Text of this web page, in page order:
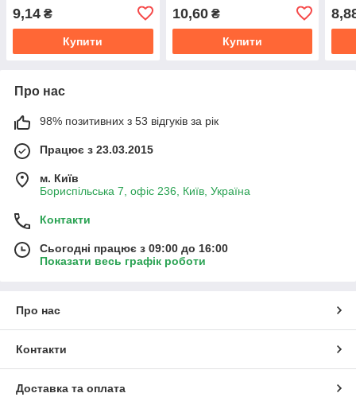
9,14 ₴
Купити
10,60₴
Купити
Про нас
98% позитивних з 53 відгуків за рік
Працює з 23.03.2015
м. Київ
Бориспільська 7, офіс 236, Київ, Україна
Контакти
Сьогодні працює з 09:00 до 16:00
Показати весь графік роботи
Про нас
Контакти
Доставка та оплата